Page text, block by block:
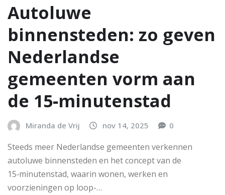
Autoluwe
binnensteden: zo geven
Nederlandse
gemeenten vorm aan
de 15‑minutenstad
Miranda de Vrij nov 14, 2025 0
Steeds meer Nederlandse gemeenten verkennen
autoluwe binnensteden en het concept van de
15‑minutenstad, waarin wonen, werken en
voorzieningen op loop-…